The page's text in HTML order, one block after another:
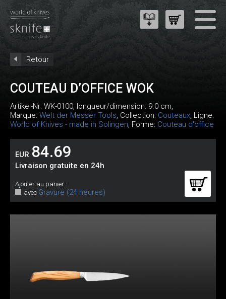
Retour
COUTEAU D’OFFICE WOK
Artikel-Nr: WK-0100, longueur/dimension: 9.0 cm,
Marque: Welt der Messer Tools, Collection: Couteaux, Ligne:
World of Knives - made in Solingen, Forme: Couteau d'office
EUR 84.69
Livraison gratuite en 24h
Ajouter au panier:
avec Gravure (24 heures)